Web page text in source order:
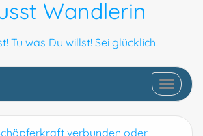
Wandlerin
Tu was Du willst! Sei glücklich!
Schalte
verbunden oder